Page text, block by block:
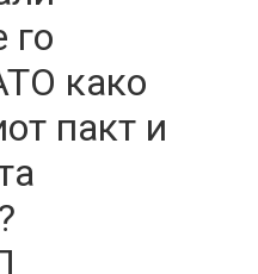
го
како
пакт и